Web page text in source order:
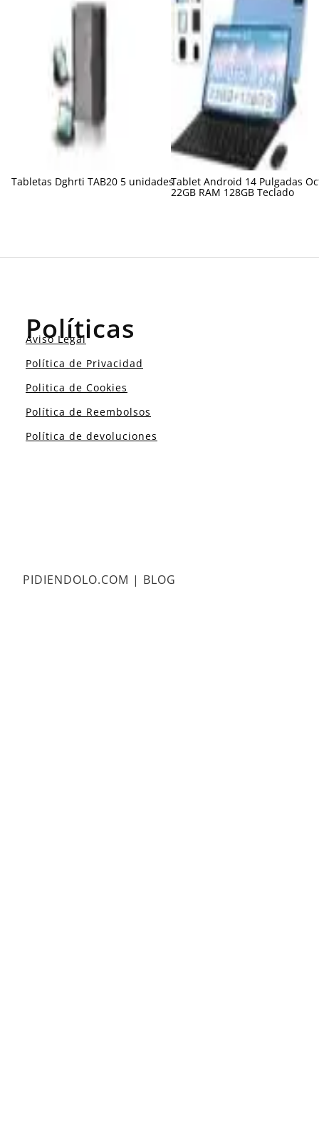
Tabletas Dghrti TAB20 5 unidadesTablet Android 14 Pulgadas
22GB RAM 128GB Teclado
Políticas
Aviso Legal
Política de Privacidad
Politica de Cookies
Política de Reembolsos
Política de devoluciones
PIDIENDOLO.COM | BLOG